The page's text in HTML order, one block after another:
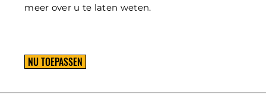
meer over u te laten weten.
NU TOEPASSEN